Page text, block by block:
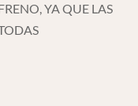
YA QUE LAS